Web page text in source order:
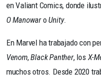
en Valiant Comics, donde
O ManowaroUnity.
En Marvel ha trabajado con
Venom,Black Panther, los X-
muchos otros. Desde 2020